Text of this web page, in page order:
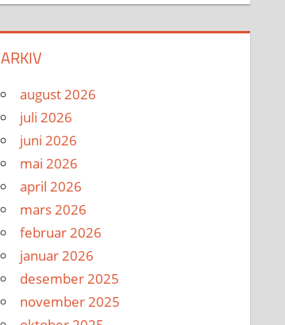
ARKIV
august 2026
juli 2026
juni 2026
mai 2026
april 2026
mars 2026
februar 2026
januar 2026
desember 2025
november 2025